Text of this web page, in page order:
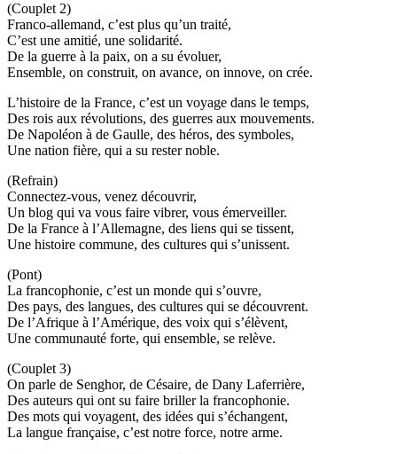
(Couplet 2)
Franco-allemand, c’est plus qu’un traité,
C’est une amitié, une solidarité.
De la guerre à la paix, on a su évoluer,
Ensemble, on construit, on avance, on innove, on crée.
L’histoire de la France, c’est un voyage dans le temps,
Des rois aux révolutions, des guerres aux mouvements.
De Napoléon à de Gaulle, des héros, des symboles,
Une nation fière, qui a su rester noble.
(Refrain)
Connectez-vous, venez découvrir,
Un blog qui va vous faire vibrer, vous émerveiller.
De la France à l’Allemagne, des liens qui se tissent,
Une histoire commune, des cultures qui s’unissent.
(Pont)
La francophonie, c’est un monde qui s’ouvre,
Des pays, des langues, des cultures qui se découvrent.
De l’Afrique à l’Amérique, des voix qui s’élèvent,
Une communauté forte, qui ensemble, se relève.
(Couplet 3)
On parle de Senghor, de Césaire, de Dany Laferrière,
Des auteurs qui ont su faire briller la francophonie.
Des mots qui voyagent, des idées qui s’échangent,
La langue française, c’est notre force, notre arme.